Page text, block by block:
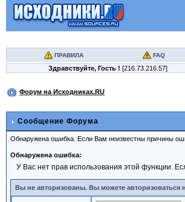
ПРАВИЛА FAQ
Здравствуйте, Гость ! [216.73.216.57]
Форум на Исходниках.RU
Сообщение Форума
Обнаружена ошибка. Если Вам неизвестны причины
Обнаружена ошибка:
У Вас нет прав использования этой функции.
Вы не авторизованы. Вы можете авторизоваться